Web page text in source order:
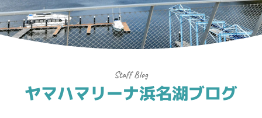
マリーナステイ
レンタルボート
ボート販売
艤装
ヤマハマリーナ浜名湖ブログ